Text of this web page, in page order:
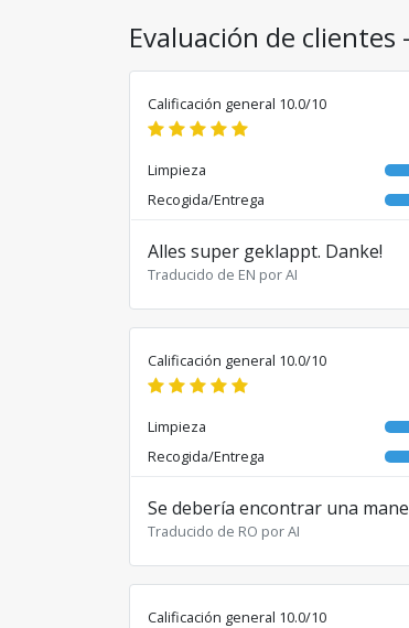
Evaluación de
Calificación general 10.0/10
Limpieza
Recogida/Entrega
Alles super geklappt. Danke!
Traducido de EN por AI
Calificación general 10.0/10
Limpieza
Recogida/Entrega
Se debería encontrar una
Traducido de RO por AI
Calificación general 10.0/10